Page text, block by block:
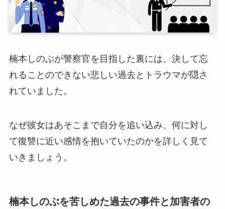
楠本しのぶが警察官を目指した裏には、決して忘
れることのできない悲しい過去とトラウマが隠さ
れていました。
なぜ彼女はあそこまで自分を追い込み、何に対し
て復讐に近い感情を抱いていたのかを詳しく見て
いきましょう。
楠本しのぶを苦しめた過去の事件と加害者の